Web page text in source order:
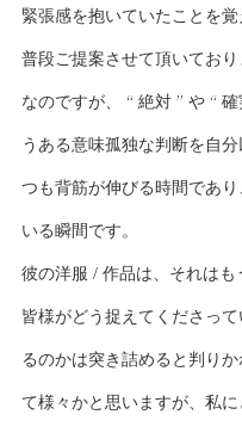
緊張感を抱いていたことを覚
普段ご提案させて頂いてお
なのですが、 “ 絶対 ” や “
うある意味孤独な判断を自
つも背筋が伸びる時間であ
いる瞬間です。
彼の洋服 / 作品は、それは
皆様がどう捉えてくださっ
るのかは突き詰めると判り
て様々かと思いますが、私